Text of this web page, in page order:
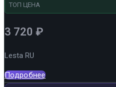
ТОП ЦЕНА
3 720 ₽
Lesta RU
Подробнее